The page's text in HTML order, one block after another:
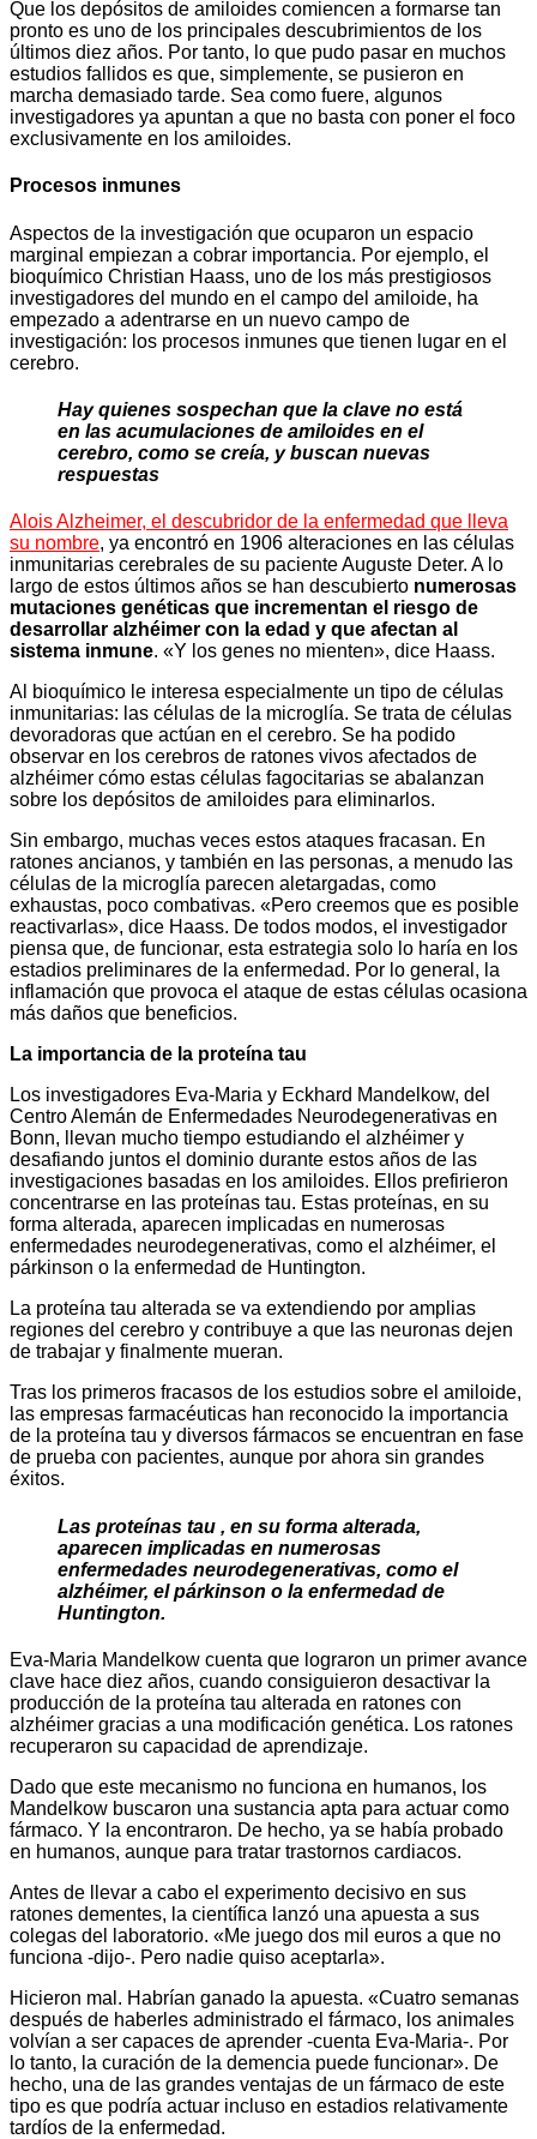
Que los depósitos de amiloides comiencen a formarse tan
pronto es uno de los principales descubrimientos de los
últimos diez años. Por tanto, lo que pudo pasar en muchos
estudios fallidos es que, simplemente, se pusieron en
marcha demasiado tarde. Sea como fuere, algunos
investigadores ya apuntan a que no basta con poner el foco
exclusivamente en los amiloides.
Procesos inmunes
Aspectos de la investigación que ocuparon un espacio
marginal empiezan a cobrar importancia. Por ejemplo, el
bioquímico Christian Haass, uno de los más prestigiosos
investigadores del mundo en el campo del amiloide, ha
empezado a adentrarse en un nuevo campo de
investigación: los procesos inmunes que tienen lugar en el
cerebro.
Hay quienes sospechan que la clave no está
en las acumulaciones de amiloides en el
cerebro, como se creía, y buscan nuevas
respuestas
Alois Alzheimer, el descubridor de la enfermedad que lleva
su nombre, ya encontró en 1906 alteraciones en las células
inmunitarias cerebrales de su paciente Auguste Deter. A lo
largo de estos últimos años se han descubierto numerosas
mutaciones genéticas que incrementan el riesgo de
desarrollar alzhéimer con la edad y que afectan al
sistema inmune. «Y los genes no mienten», dice Haass.
Al bioquímico le interesa especialmente un tipo de células
inmunitarias: las células de la microglía. Se trata de células
devoradoras que actúan en el cerebro. Se ha podido
observar en los cerebros de ratones vivos afectados de
alzhéimer cómo estas células fagocitarias se abalanzan
sobre los depósitos de amiloides para eliminarlos.
Sin embargo, muchas veces estos ataques fracasan. En
ratones ancianos, y también en las personas, a menudo las
células de la microglía parecen aletargadas, como
exhaustas, poco combativas. «Pero creemos que es posible
reactivarlas», dice Haass. De todos modos, el investigador
piensa que, de funcionar, esta estrategia solo lo haría en los
estadios preliminares de la enfermedad. Por lo general, la
inflamación que provoca el ataque de estas células ocasiona
más daños que beneficios.
La importancia de la proteína tau
Los investigadores Eva-Maria y Eckhard Mandelkow, del
Centro Alemán de Enfermedades Neurodegenerativas en
Bonn, llevan mucho tiempo estudiando el alzhéimer y
desafiando juntos el dominio durante estos años de las
investigaciones basadas en los amiloides. Ellos prefirieron
concentrarse en las proteínas tau. Estas proteínas, en su
forma alterada, aparecen implicadas en numerosas
enfermedades neurodegenerativas, como el alzhéimer, el
párkinson o la enfermedad de Huntington.
La proteína tau alterada se va extendiendo por amplias
regiones del cerebro y contribuye a que las neuronas dejen
de trabajar y finalmente mueran.
Tras los primeros fracasos de los estudios sobre el amiloide,
las empresas farmacéuticas han reconocido la importancia
de la proteína tau y diversos fármacos se encuentran en fase
de prueba con pacientes, aunque por ahora sin grandes
éxitos.
Las proteínas tau , en su forma alterada,
aparecen implicadas en numerosas
enfermedades neurodegenerativas, como el
alzhéimer, el párkinson o la enfermedad de
Huntington.
Eva-Maria Mandelkow cuenta que lograron un primer avance
clave hace diez años, cuando consiguieron desactivar la
producción de la proteína tau alterada en ratones con
alzhéimer gracias a una modificación genética. Los ratones
recuperaron su capacidad de aprendizaje.
Dado que este mecanismo no funciona en humanos, los
Mandelkow buscaron una sustancia apta para actuar como
fármaco. Y la encontraron. De hecho, ya se había probado
en humanos, aunque para tratar trastornos cardiacos.
Antes de llevar a cabo el experimento decisivo en sus
ratones dementes, la científica lanzó una apuesta a sus
colegas del laboratorio. «Me juego dos mil euros a que no
funciona -dijo-. Pero nadie quiso aceptarla».
Hicieron mal. Habrían ganado la apuesta. «Cuatro semanas
después de haberles administrado el fármaco, los animales
volvían a ser capaces de aprender -cuenta Eva-Maria-. Por
lo tanto, la curación de la demencia puede funcionar». De
hecho, una de las grandes ventajas de un fármaco de este
tipo es que podría actuar incluso en estadios relativamente
tardíos de la enfermedad.